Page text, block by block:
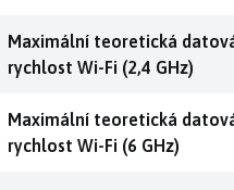
Maximální teoretická
rychlost Wi-Fi (2,4 GHz)
Maximální teoretická
rychlost Wi-Fi (6 GHz)